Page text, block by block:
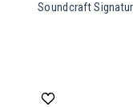
Soundcraft